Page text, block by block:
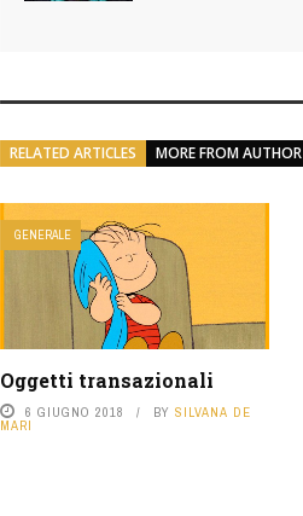
RELATED ARTICLES MORE FROM AUTHOR
GENERALE
Oggetti transazionali
6 GIUGNO 2018 BY SILVANA DE
MARI